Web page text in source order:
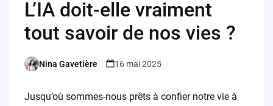
L’IA doit-elle vraiment
tout savoir de nos vies ?
Posted
Nina Gavetière 16 mai 2025
Jusqu’où sommes-nous prêts à confier notre vie à